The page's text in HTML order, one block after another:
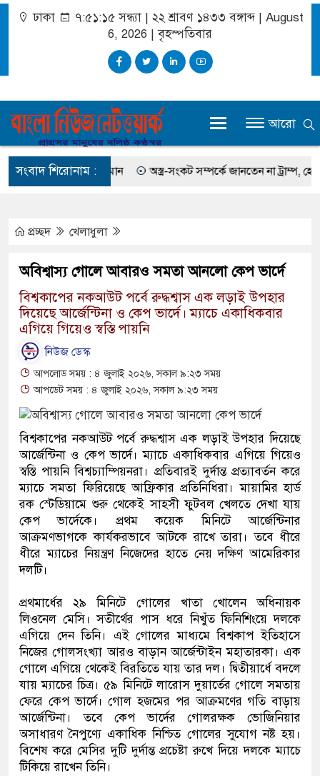
ঢাকা ৭:৫১:১৬ সন্ধ্যা | ২২ শ্রাবণ ১৪৩৩ বঙ্গাব্দ | August
6, 2026 |বৃহস্পতিবার
আরো
সংবাদ শিরোনাম :
সালমান এফ রহমান অস্ত্র-সংকট সম্পর্কে জানতেন না ট্রাম্প,
প্রচ্ছদ খেলাধুলা
অবিশ্বাস্য গোলে আবারও সমতা আনলো কেপ ভার্দে
বিশ্বকাপের নকআউট পর্বে রুদ্ধশ্বাস এক লড়াই উপহার
দিয়েছে আর্জেন্টিনা ও কেপ ভার্দে। ম্যাচে একাধিকবার
এগিয়ে গিয়েও স্বস্তি পায়নি
নিউজ ডেস্ক
আপলোড সময় : ৪ জুলাই ২০২৬, সকাল ৯:২৩ সময়
আপডেট সময় : ৪ জুলাই ২০২৬, সকাল ৯:২৩ সময়
বিশ্বকাপের নকআউট পর্বে রুদ্ধশ্বাস এক লড়াই উপহার দিয়েছে
আর্জেন্টিনা ও কেপ ভার্দে। ম্যাচে একাধিকবার এগিয়ে গিয়েও
স্বস্তি পায়নি বিশ্বচ্যাম্পিয়নরা। প্রতিবারই দুর্দান্ত প্রত্যাবর্তন করে
ম্যাচে সমতা ফিরিয়েছে আফ্রিকার প্রতিনিধিরা। মায়ামির হার্ড
রক স্টেডিয়ামে শুরু থেকেই সাহসী ফুটবল খেলতে দেখা যায়
কেপ ভার্দেকে। প্রথম কয়েক মিনিটে আর্জেন্টিনার
আক্রমণভাগকে কার্যকরভাবে আটকে রাখে তারা। তবে ধীরে
ধীরে ম্যাচের নিয়ন্ত্রণ নিজেদের হাতে নেয় দক্ষিণ আমেরিকার
দলটি।
প্রথমার্ধের ২৯ মিনিটে গোলের খাতা খোলেন অধিনায়ক
লিওনেল মেসি। সতীর্থের পাস ধরে নিখুঁত ফিনিশিংয়ে দলকে
এগিয়ে দেন তিনি। এই গোলের মাধ্যমে বিশ্বকাপ ইতিহাসে
নিজের গোলসংখ্যা আরও বাড়ান আর্জেন্টাইন মহাতারকা। এক
গোলে এগিয়ে থেকেই বিরতিতে যায় তার দল। দ্বিতীয়ার্ধে বদলে
যায় ম্যাচের চিত্র। ৫৯ মিনিটে লারোস দুয়ার্তের গোলে সমতায়
ফেরে কেপ ভার্দে। গোল হজমের পর আক্রমণের গতি বাড়ায়
আর্জেন্টিনা। তবে কেপ ভার্দের গোলরক্ষক ভোজিনিয়ার
অসাধারণ নৈপুণ্যে একাধিক নিশ্চিত গোলের সুযোগ নষ্ট হয়।
বিশেষ করে মেসির দুটি দুর্দান্ত প্রচেষ্টা রুখে দিয়ে দলকে ম্যাচে
টিকিয়ে রাখেন তিনি।